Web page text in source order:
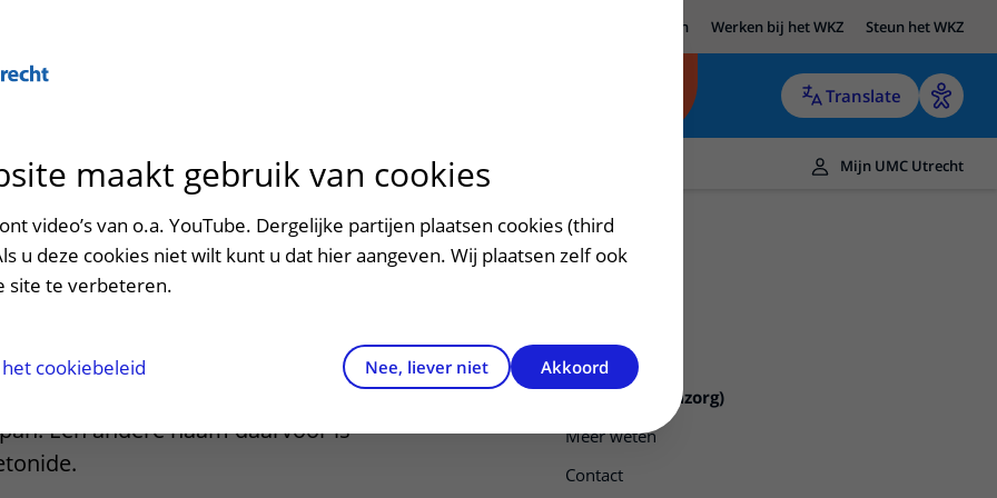
Research Werken bij het WKZ Steun het WKZ
Translate
met kinderen en ouders
en rechten
en route
en route
plattegrond
Mijn UMC Utrecht
(nazorg)
Lederspan (nazorg)
Meer weten
Contact
ziekenhuis voor een behandeling met
Een andere naam daarvoor is
maakt gebruik van cookies
video’s van o.a. YouTube. Dergelijke partijen plaatsen cookies (third
u deze cookies niet wilt kunt u dat hier aangeven. Wij plaatsen zelf ook
site te verbeteren.
cookiebeleid Nee, liever niet Akkoord